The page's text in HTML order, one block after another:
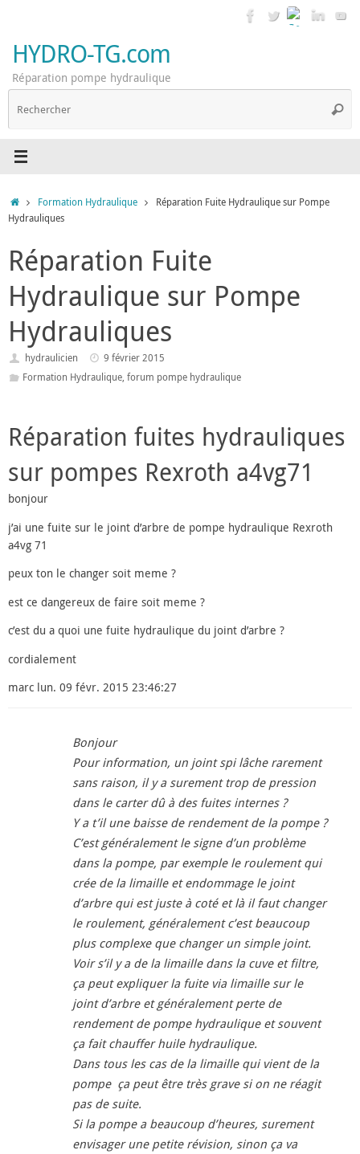
contenu
HYDRO-TG.com
Réparation pompe hydraulique
AccueilFormation Hydraulique
Réparation Fuite Hydraulique sur Pompe
Hydrauliques
Réparation Fuite
Hydraulique sur Pompe
Hydrauliques
hydraulicien
9 février 2015
Formation Hydraulique, forum pompe hydraulique
Réparation fuites hydrauliques
sur pompes Rexroth a4vg71
bonjour
j’ai une fuite sur le joint d’arbre de pompe hydraulique Rexroth
a4vg 71
peux ton le changer soit meme ?
est ce dangereux de faire soit meme ?
c’est du a quoi une fuite hydraulique du joint d’arbre ?
cordialement
marc lun. 09 févr. 2015 23:46:27
Bonjour
Pour information, un joint spi lâche rarement
sans raison, il y a surement trop de pression
dans le carter dû à des fuites internes ?
Y a t’il une baisse de rendement de la pompe ?
C’est généralement le signe d’un problème
dans la pompe, par exemple le roulement qui
crée de la limaille et endommage le joint
d’arbre qui est juste à coté et là il faut changer
le roulement, généralement c’est beaucoup
plus complexe que changer un simple joint.
Voir s’il y a de la limaille dans la cuve et filtre,
ça peut expliquer la fuite via limaille sur le
joint d’arbre et généralement perte de
rendement de pompe hydraulique et souvent
ça fait chauffer huile hydraulique.
Dans tous les cas de la limaille qui vient de la
pompe ça peut être très grave si on ne réagit
pas de suite.
Si la pompe a beaucoup d’heures, surement
envisager une petite révision, sinon ça va